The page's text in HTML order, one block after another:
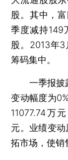
股。其中，
季度减持149
股。2013年3
筹码集中。
一季报披露
变动幅度为
11077.74万
元。业绩变
拓市场，使销